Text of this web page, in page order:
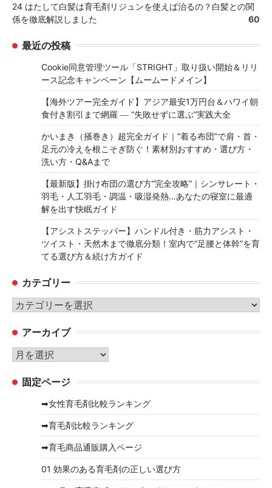
24 はたして白髪は育毛剤リジュンを使えば治るの？白髪との関
係を徹底解説しました
60
最近の投稿
Cookie同意管理ツール「STRIGHT」取り扱い開始＆リリ
ース記念キャンペーン【ムームードメイン】
【海外ツアー完全ガイド】アジア最安1万円台＆ハワイ朝
食付き割引まで網羅 ― “失敗せずに選ぶ”実践大全
かいまき（掻巻き）超完全ガイド｜“着る布団”で肩・首・
足元の冷えを根こそぎ防ぐ！素材別おすすめ・選び方・
洗い方・Q&Aまで
【最新版】掛け布団の選び方“完全攻略”｜シンサレート・
羽毛・人工羽毛・調温・吸湿発熱…あなたの寝室に最適
解を出す快眠ガイド
【アシストステッパー】ハンドル付き・筋力アシスト・
ツイスト・天然木まで徹底分類！室内で“足腰と体幹”を育
てる選び方＆続け方ガイド
カテゴリー
カ
ゴ
リ
ー
アーカイブ
ア
カ 固定ページ
➡女性育毛剤比較ランキング
➡育毛剤比較ランキング
➡育毛商品通販購入ページ
01 効果のある育毛剤の正しい選び方